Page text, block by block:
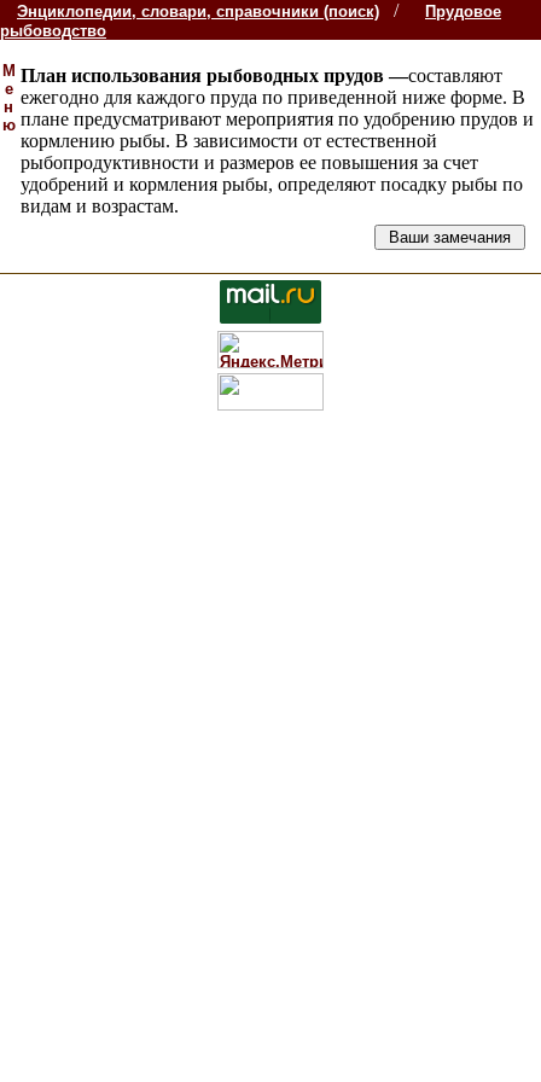
Энциклопедии, словари, справочники (поиск) /
Прудовое
рыбоводство
М
е
н
ю
План использования рыбоводных прудов —составляют
ежегодно для каждого пруда по приведенной ниже форме. В
плане предусматривают мероприятия по удобрению прудов и
кормлению рыбы. В зависимости от естественной
рыбопродуктивности и размеров ее повышения за счет
удобрений и кормления рыбы, определяют посадку рыбы по
видам и возрастам.